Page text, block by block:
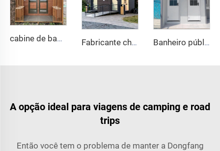
cabine de banheiro móvel de aço portátil para uso externo de fábrica 2024, banheiro público para uso doméstico com material de painel sanduíche Fabricante chinês direto de fábrica! Vaso sanitário portátil de plástico rotomoldado durável com assento sanitário em PE para áreas externas Banheiro público móvel portátil personalizado PE para camping, preço de casas de contêiner, banheiro móvel
A opção ideal para viagens de camping e road
trips
Então você tem o problema de manter a Dongfang